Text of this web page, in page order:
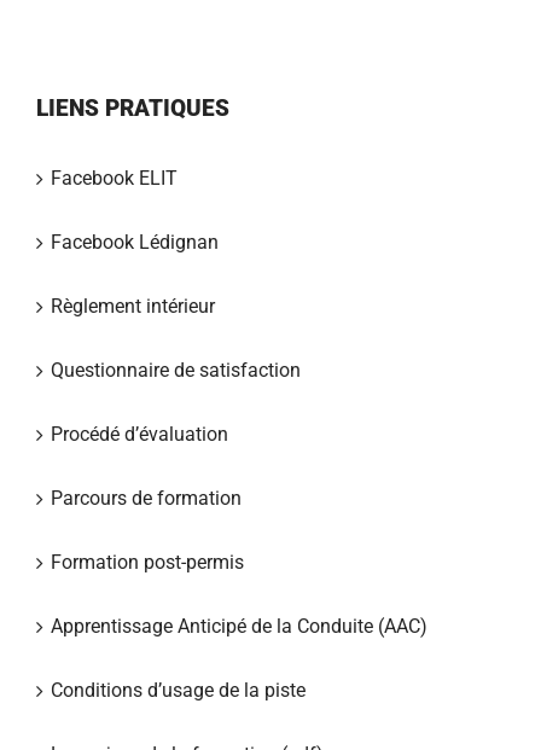
LIENS PRATIQUES
Facebook ELIT
Facebook Lédignan
Règlement intérieur
Questionnaire de satisfaction
Procédé d’évaluation
Parcours de formation
Formation post-permis
Apprentissage Anticipé de la Conduite (AAC)
Conditions d’usage de la piste